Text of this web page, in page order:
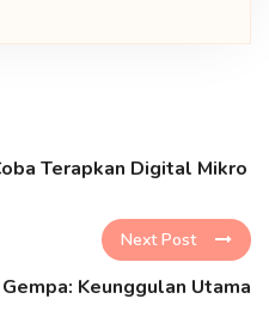
Terapkan Digital Mikro
Next Post
Keunggulan Utama